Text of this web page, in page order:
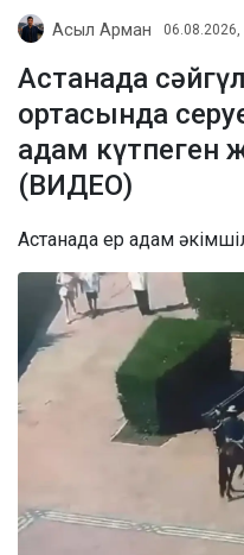
Асыл Арман 06.08.2026,
Астанада
ортасында
адам күтпеген
(ВИДЕО)
Астанада ер адам